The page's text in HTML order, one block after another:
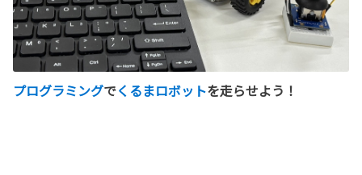
プログラミングでくるまロボットを走らせよう！